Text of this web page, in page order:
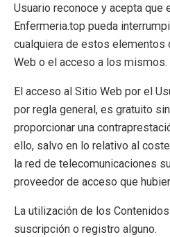
Usuario reconoce y acepta que
Enfermeria.top pueda
cualquiera de estos elementos
Web o el acceso a los mismos.
El acceso al Sitio Web por el
por regla general, es gratuito
proporcionar una
ello, salvo en lo relativo al
la red de telecomunicaciones
proveedor de acceso que
La utilización de los
suscripción o registro alguno.